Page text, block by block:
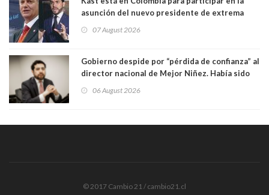
asunción del nuevo presidente de extrema
07 August 2026
Gobierno despide por “pérdida de confianza” al
director nacional de Mejor Niñez. Había sido
06 August 2026
© 2017 Cambio 21 / cambio21.cl